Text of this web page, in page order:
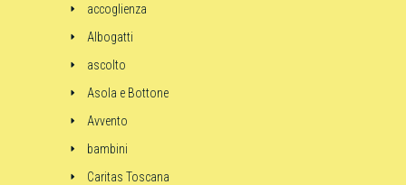
accoglienza
Albogatti
ascolto
Asola e Bottone
Avvento
bambini
Caritas Toscana